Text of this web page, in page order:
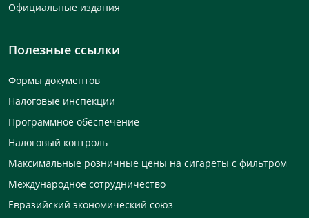
Официальные издания
Полезные ссылки
Формы документов
Налоговые инспекции
Программное обеспечение
Налоговый контроль
Максимальные розничные цены на сигареты с фильтром
Международное сотрудничество
Евразийский экономический союз